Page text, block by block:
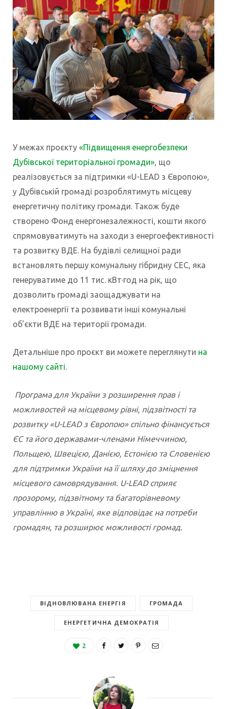
У межах проєкту «Підвищення енергобезпеки
Дубівської територіальної громади», що
реалізовується за підтримки «U-LEAD з Європою»,
у Дубівській громаді розроблятимуть місцеву
енергетичну політику громади. Також буде
створено Фонд енергонезалежності, кошти якого
спрямовуватимуть на заходи з енергоефективності
та розвитку ВДЕ. На будівлі селищної ради
встановлять першу комунальну гібридну СЕС, яка
генеруватиме до 11 тис. кВт·год на рік, що
дозволить громаді заощаджувати на
електроенергії та розвивати інші комунальні
об’єкти ВДЕ на території громади.
Детальніше про проєкт ви можете переглянути на
нашому сайті.
Програма для України з розширення прав і
можливостей на місцевому рівні, підзвітності та
розвитку «U-LEAD з Європою» спільно фінансується
ЄС та його державами-членами Німеччиною,
Польщею, Швецією, Данією, Естонією та Словенією
для підтримки України на її шляху до зміцнення
місцевого самоврядування. U-LEAD сприяє
прозорому, підзвітному та багаторівневому
управлінню в Україні, яке відповідає на потреби
громадян, та розширює можливості громад.
ВІДНОВЛЮВАНА ЕНЕРГІЯ ГРОМАДА
ЕНЕРГЕТИЧНА ДЕМОКРАТІЯ
2